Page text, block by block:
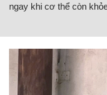
ngay khi cơ thể còn